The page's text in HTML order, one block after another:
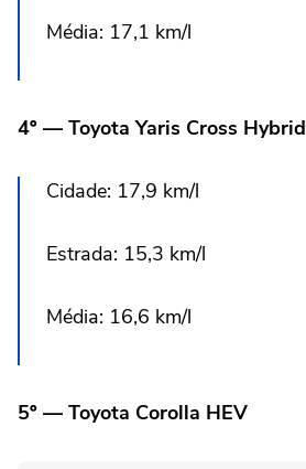
Média: 17,1 km/l
4º — Toyota Yaris Cross Hybrid
Cidade: 17,9 km/l
Estrada: 15,3 km/l
Média: 16,6 km/l
5º — Toyota Corolla HEV